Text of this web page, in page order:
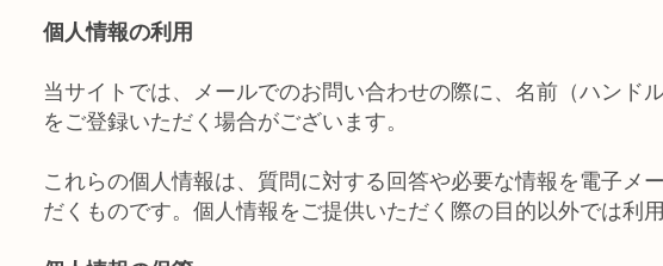
個人情報の利用
当サイトでは、メールでのお問い合わせの際に、名前（ハンド
をご登録いただく場合がございます。
これらの個人情報は、質問に対する回答や必要な情報を電子メ
だくものです。個人情報をご提供いただく際の目的以外では利